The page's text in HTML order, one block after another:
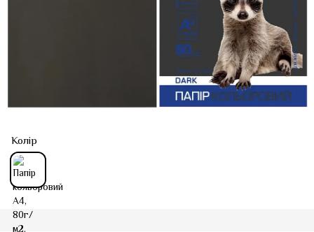
Колір